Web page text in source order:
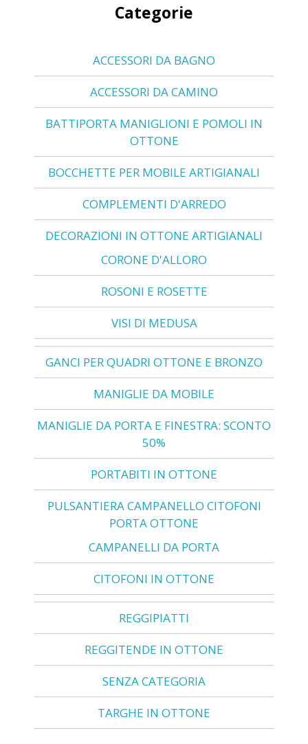
Categorie
ACCESSORI DA BAGNO
ACCESSORI DA CAMINO
BATTIPORTA MANIGLIONI E POMOLI IN
OTTONE
BOCCHETTE PER MOBILE ARTIGIANALI
COMPLEMENTI D'ARREDO
DECORAZIONI IN OTTONE ARTIGIANALI
CORONE D'ALLORO
ROSONI E ROSETTE
VISI DI MEDUSA
GANCI PER QUADRI OTTONE E BRONZO
MANIGLIE DA MOBILE
MANIGLIE DA PORTA E FINESTRA: SCONTO
50%
PORTABITI IN OTTONE
PULSANTIERA CAMPANELLO CITOFONI
PORTA OTTONE
CAMPANELLI DA PORTA
CITOFONI IN OTTONE
REGGIPIATTI
REGGITENDE IN OTTONE
SENZA CATEGORIA
TARGHE IN OTTONE